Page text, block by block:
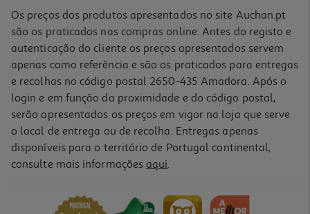
Os preços dos produtos apresentados no site Auchan.pt
são os praticados nas compras online. Antes do registo e
autenticação do cliente os preços apresentados servem
apenas como referência e são os praticados para entregas
e recolhas no código postal 2650-435 Amadora. Após o
login e em função da proximidade e do código postal,
serão apresentados os preços em vigor na loja que serve
o local de entrega ou de recolha. Entregas apenas
disponíveis para o território de Portugal continental,
consulte mais informações aqui.